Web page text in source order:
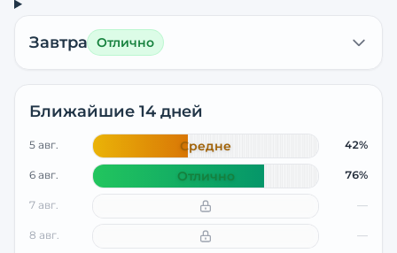
Завтра Отлично
Ближайшие 14 дней
5 авг. Средне 42%
6 авг. Отлично 76%
7 авг. —
8 авг. —